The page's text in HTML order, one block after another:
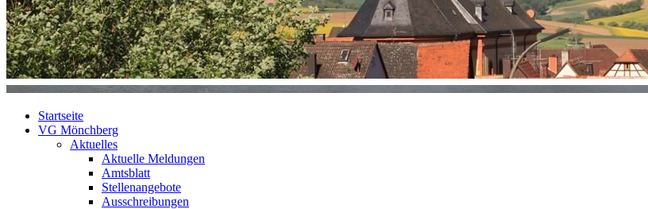
Startseite
VG Mönchberg
Aktuelles
Aktuelle Meldungen
Amtsblatt
Stellenangebote
Ausschreibungen